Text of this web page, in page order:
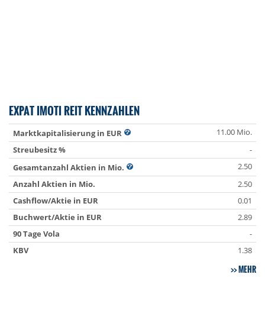
EXPAT IMOTI REIT KENNZAHLEN
Marktkapitalisierung in EUR
11.00 Mio.
Streubesitz %
-
Gesamtanzahl Aktien in Mio.
2.50
Anzahl Aktien in Mio.
2.50
Cashflow/Aktie in EUR
0.01
Buchwert/Aktie in EUR
2.89
90 Tage Vola
-
KBV
1.38
MEHR